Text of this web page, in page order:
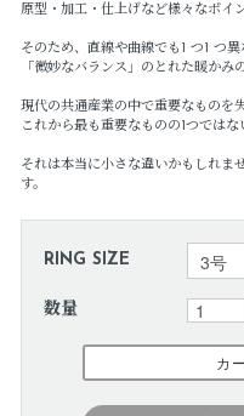
原型・加工・仕上げなど様々なポイ
そのため、直線や曲線でも1 つ1 つ
「微妙なバランス」のとれた暖かみ
現代の共通産業の中で重要なものを
これから最も重要なものの1つではな
それは本当に小さな違いかもしれま
す。
RING SIZE
数量